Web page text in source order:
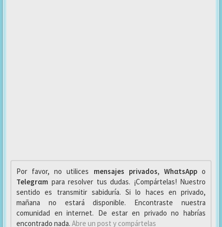
Por favor, no utilices mensajes privados, WhαtsAppo
Telegrαm para resolver tus dudas. ¡Compártelas! Nuestro
sentido es transmitir sabiduría. Si lo haces en privado,
mañana no estará disponible. Encontraste nuestra
comunidad en internet. De estar en privado no habrías
encontrado nada. Abre un post y compártelas